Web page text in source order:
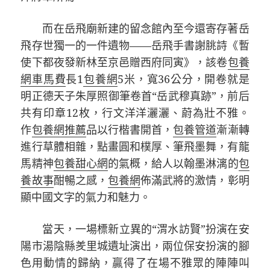
而在岳飛廟新建的留念館內至今還寄存著岳
飛存世獨一的一件遺物——岳飛手書謝朓詩《暫
使下都夜發新林至京邑贈西府同寅》，該卷包養
網車馬費長1包養網5米，寬36公分，開卷就是
明正德天子朱厚照御筆卷首“岳武穆真跡”，前后
共有印章12枚，行文洋洋灑灑、蔚為壯不雅。
作包養網推薦品以行楷書開首，包養管道漸漸轉
進行草體相雜，點畫圓和樸厚、筆飛墨舞，有龍
馬精神包養甜心網的氣概，給人以翰墨淋漓的包
養故事酣暢之感， 包養網佈滿武將的激情，彰明
顯中國文字的氣力和魅力。
當天，一場標新立異的“渭水訪賢”扮演在安
陽市湯陰縣羑里城遺址演出，兩位保安扮演的腳
色用動情的歸納，贏得了在場不雅眾的陣陣叫